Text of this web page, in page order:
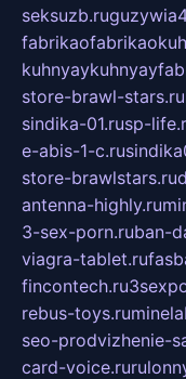
seksuzb.ru
store-brawl-stars.ru
sindika-01.rusp-
e-abis-1-c.ru
store-brawlstars.ru
antenna-highly.ru
3-sex-porn.ruban-
viagra-tablet.ru
fincontech.ru
rebus-toys.ru
seo-prodvizhenie-
card-voice.ru